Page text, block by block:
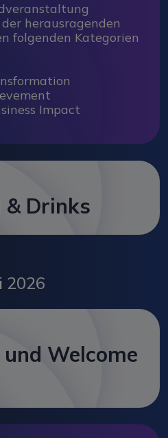
herausragenden
folgenden Kategorien
Impact
Drinks
2026
Welcome